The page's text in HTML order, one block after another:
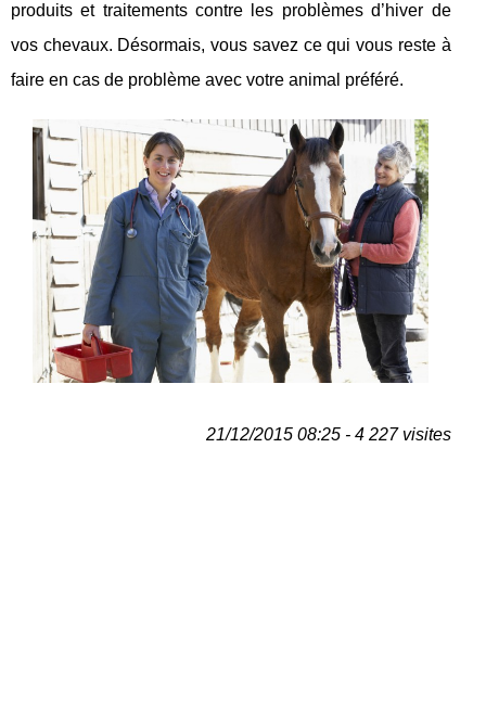
produits et traitements contre les problèmes d’hiver de
vos chevaux. Désormais, vous savez ce qui vous reste à
faire en cas de problème avec votre animal préféré.
21/12/2015 08:25 - 4 227 visites